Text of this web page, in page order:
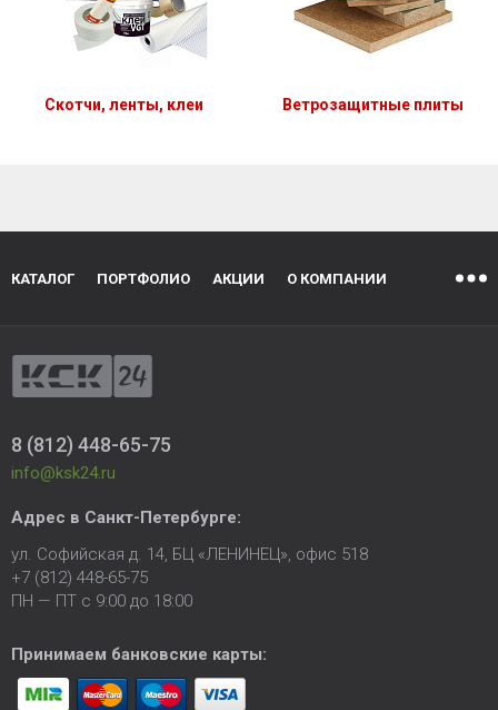
Скотчи, ленты, клеи Ветрозащитные плиты
КАТАЛОГ ПОРТФОЛИО АКЦИИ О КОМПАНИИ
8 (812) 448-65-75
info@ksk24.ru
Адрес в Санкт-Петербурге:
ул. Софийская д. 14, БЦ «ЛЕНИНЕЦ», офис 518
+7 (812) 448-65-75
ПН — ПТ с 9:00 до 18:00
Принимаем банковские карты: